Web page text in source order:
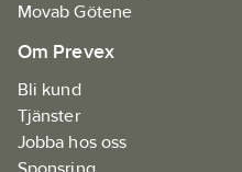
Movab Götene
Om Prevex
Bli kund
Tjänster
Jobba hos oss